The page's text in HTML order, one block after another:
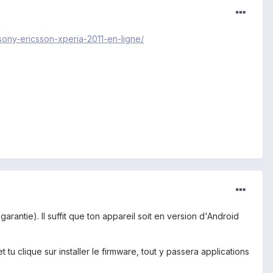
ericsson-xperia-2011-en-ligne/
Il suffit que ton appareil soit en version d'Android
tu clique sur installer le firmware, tout y passera applications